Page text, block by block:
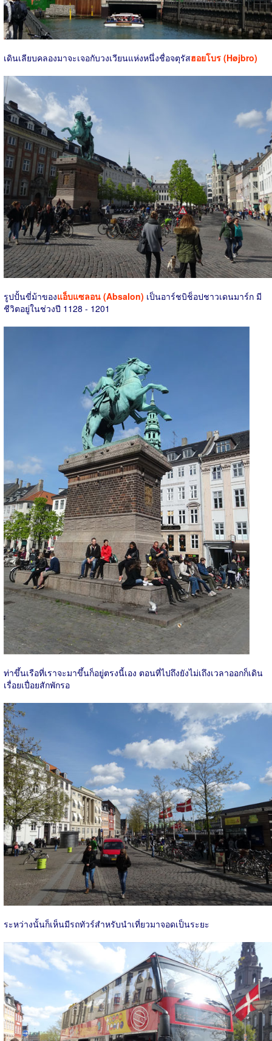
เดินเลียบคลองมาจะเจอกับวงเวียนแห่งหนึ่งชื่อจตุรัสฮอยโบร (Højbro)
รูปปั้นขี่ม้าของแอ็บแซลอน (Absalon) เป็นอาร์ชบิช็อปชาวเดนมาร์ก มี
ชีวิตอยู่ในช่วงปี 1128 - 1201
ท่าขึ้นเรือที่เราจะมาขึ้นก็อยู่ตรงนี้เอง ตอนที่ไปถึงยังไม่เถึงเวลาออกก็เดิน
เรื่อยเปื่อยสักพักรอ
ระหว่างนั้นก็เห็นมีรถทัวร์สำหรับนำเที่ยวมาจอดเป็นระยะ